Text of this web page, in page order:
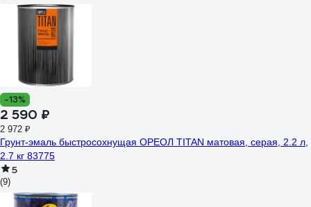
-13%
2 590 ₽
2 972 ₽
Грунт-эмаль быстросохнущая ОРЕОЛ TITAN матовая, серая, 2.2 л,
2.7 кг 83775
5
(9)